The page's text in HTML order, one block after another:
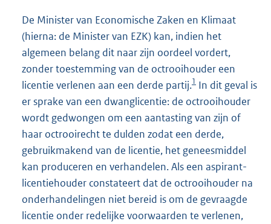
De Minister van Economische Zaken en Klimaat
(hierna: de Minister van EZK) kan, indien het
algemeen belang dit naar zijn oordeel vordert,
zonder toestemming van de octrooihouder een
licentie verlenen aan een derde partij.1 In dit geval is
er sprake van een dwanglicentie: de octrooihouder
wordt gedwongen om een aantasting van zijn of
haar octrooirecht te dulden zodat een derde,
gebruikmakend van de licentie, het geneesmiddel
kan produceren en verhandelen. Als een aspirant-
licentiehouder constateert dat de octrooihouder na
onderhandelingen niet bereid is om de gevraagde
licentie onder redelijke voorwaarden te verlenen,